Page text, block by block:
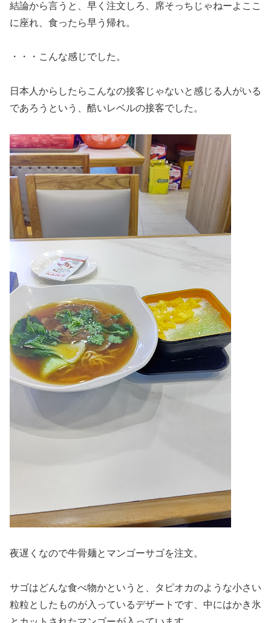
結論から言うと、早く注文しろ、席そっちじゃねーよここ
に座れ、食ったら早う帰れ。
・・・こんな感じでした。
日本人からしたらこんなの接客じゃないと感じる人がいる
であろうという、酷いレベルの接客でした。
夜遅くなので牛骨麺とマンゴーサゴを注文。
サゴはどんな食べ物かというと、タピオカのような小さい
粒粒としたものが入っているデザートです、中にはかき氷